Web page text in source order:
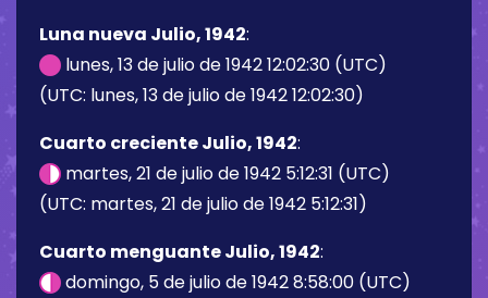
Luna nueva Julio, 1942:
lunes, 13 de julio de 1942 12:02:30 (UTC)
(UTC: lunes, 13 de julio de 1942 12:02:30)
Cuarto creciente Julio, 1942:
martes, 21 de julio de 1942 5:12:31 (UTC)
(UTC: martes, 21 de julio de 1942 5:12:31)
Cuarto menguante Julio, 1942:
domingo, 5 de julio de 1942 8:58:00 (UTC)